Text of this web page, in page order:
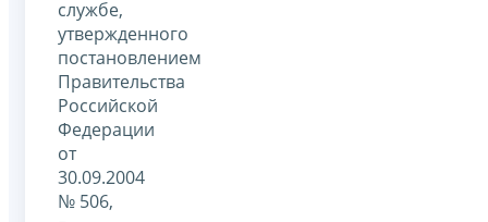
службе,
утвержденного
постановлением
Правительства
Российской
Федерации
от
30.09.2004
№ 506,